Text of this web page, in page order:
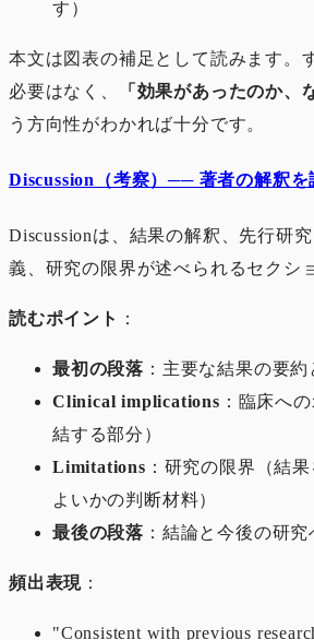
す）
本文は図表の補足として読みます。
必要はなく、
「効果があったのか、
う方向性がわかれば十分です。
Discussion（考察）── 著者の解釈を
Discussionは、結果の解釈、先行研
義、研究の限界が述べられるセクシ
読むポイント ：
最初の段落 ：主要な結果の要約
Clinical implications ：臨床へ
結する部分）
Limitations ：研究の限界（結
よいかの判断材料）
最後の段落 ：結論と今後の研
頻出表現 ：
"Consistent with previous